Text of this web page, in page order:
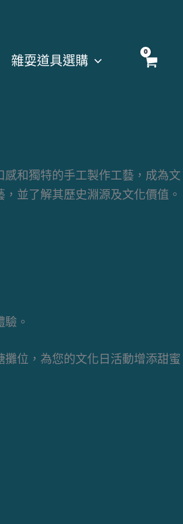
雜耍道具選購
和獨特的手工製作工藝，成為文
並了解其歷史淵源及文化價值。
。
位，為您的文化日活動增添甜蜜